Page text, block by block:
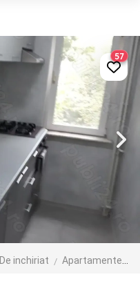
De inchiriat Apartamente de inchiriat
57